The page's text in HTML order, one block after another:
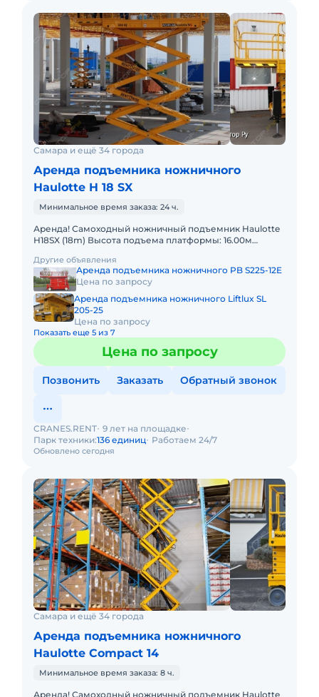
Самара и ещё 34 города
Аренда подъемника ножничного
Haulotte H 18 SX
Минимальное время заказа: 24 ч.
Аренда! Самоходный ножничный подъемник Haulotte
H18SX (18m) Высота подъема платформы: 16.00м
платформы: 2 x 1
Другие объявления
Аренда подъемника ножничного PB S225-12E
Цена по запросу
Аренда подъемника ножничного Liftlux SL
205-25
Цена по запросу
Показать еще 5 из 7
Цена по запросу
Позвонить Заказать Обратный звонок
Обновлено сегодня
CRANES.RENT 9 лет на площадке
Парк техники:136 единиц Работаем 24/7
Самара и ещё 34 города
Аренда подъемника ножничного
Haulotte Compact 14
Минимальное время заказа: 8 ч.
Аренда! Самоходный ножничный подъемник Haulotte